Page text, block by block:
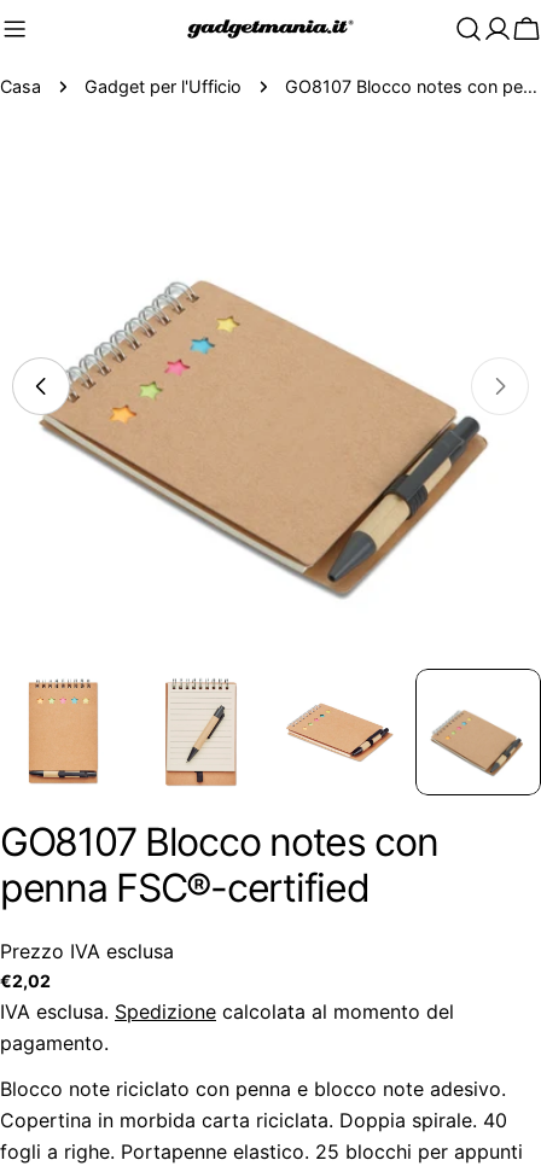
Casa Gadget per l'Ufficio GO8107 Blocco notes con penna FSC®-certified
GO8107 Blocco notes con
penna FSC®-certified
Prezzo IVA esclusa
Prezzo
regolare
€2,02
IVA esclusa. Spedizione calcolata al momento del
pagamento.
Blocco note riciclato con penna e blocco note adesivo.
Copertina in morbida carta riciclata. Doppia spirale. 40
fogli a righe. Portapenne elastico. 25 blocchi per appunti